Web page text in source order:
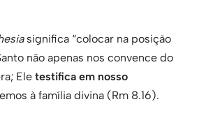
significa “colocar na posição
não apenas nos convence do
Ele testifica em nosso
à família divina (Rm 8.16).